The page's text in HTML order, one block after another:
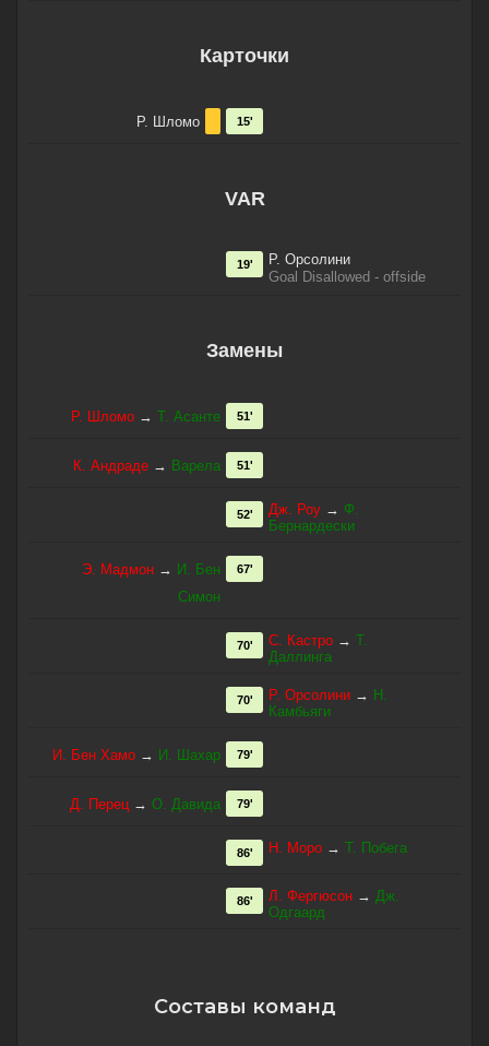
Карточки
Р. Шломо 15'
VAR
Р. Орсолини
Goal Disallowed - offside
19'
Замены
Р. Шломо → Т. Асанте 51'
К. Андраде → Варела 51'
Дж. Роу → Ф.
Бернардески
52'
Э. Мадмон → И. Бен
Симон
67'
С. Кастро → Т.
Даллинга
70'
Р. Орсолини → Н.
Камбьяги
70'
И. Бен Хамо → И. Шахар 79'
Д. Перец → О. Давида 79'
Н. Моро → Т. Побега
86'
Л. Фергюсон → Дж.
Одгаард
86'
Составы команд